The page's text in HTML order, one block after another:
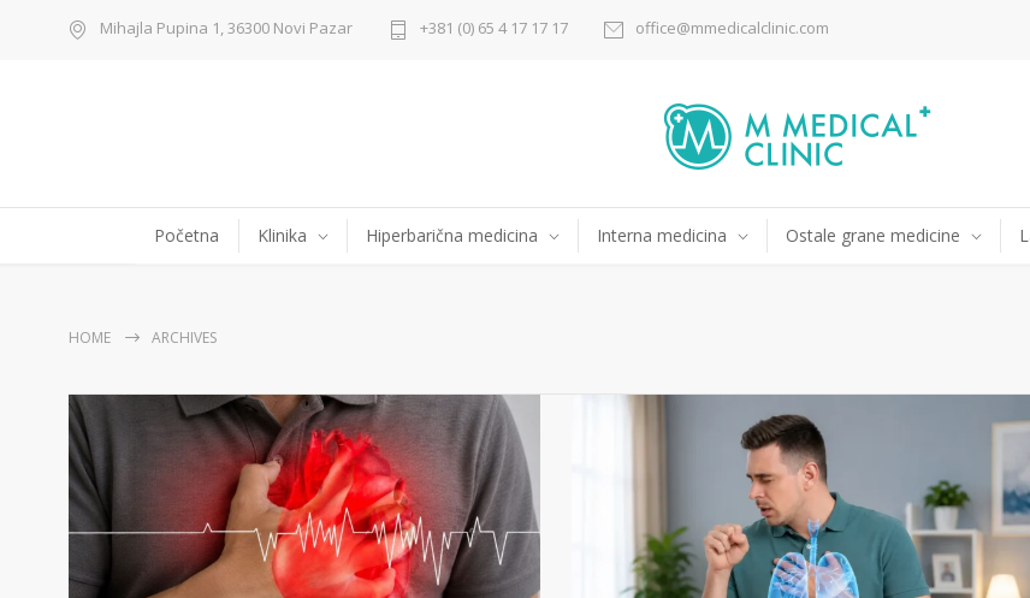
Mihajla Pupina 1, 36300 Novi Pazar +381 (0) 65 4 17 17 17 office@mmedicalclinic.com
Početna Klinika Hiperbarična medicina Interna medicina Ostale grane medicine
HOME ARCHIVES